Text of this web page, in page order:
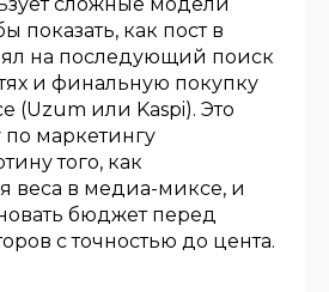
показать, как пост в
на последующий поиск
и финальную покупку
(Uzum или Kaspi). Это
по маркетингу
того, как
веса в медиа-миксе, и
бюджет перед
с точностью до цента.